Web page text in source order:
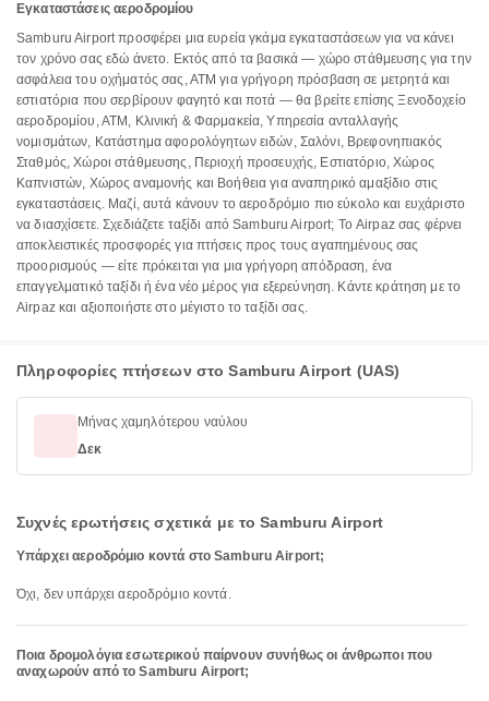
Εγκαταστάσεις αεροδρομίου
Samburu Airport προσφέρει μια ευρεία γκάμα εγκαταστάσεων για να κάνει
τον χρόνο σας εδώ άνετο. Εκτός από τα βασικά — χώρο στάθμευσης για την
ασφάλεια του οχήματός σας, ΑΤΜ για γρήγορη πρόσβαση σε μετρητά και
εστιατόρια που σερβίρουν φαγητό και ποτά — θα βρείτε επίσης Ξενοδοχείο
αεροδρομίου, ΑΤΜ, Κλινική & Φαρμακεία, Υπηρεσία ανταλλαγής
νομισμάτων, Κατάστημα αφορολόγητων ειδών, Σαλόνι, Βρεφονηπιακός
Σταθμός, Χώροι στάθμευσης, Περιοχή προσευχής, Εστιατόριο, Χώρος
Καπνιστών, Χώρος αναμονής και Βοήθεια για αναπηρικό αμαξίδιο στις
εγκαταστάσεις. Μαζί, αυτά κάνουν το αεροδρόμιο πιο εύκολο και ευχάριστο
να διασχίσετε. Σχεδιάζετε ταξίδι από Samburu Airport; Το Airpaz σας φέρνει
αποκλειστικές προσφορές για πτήσεις προς τους αγαπημένους σας
προορισμούς — είτε πρόκειται για μια γρήγορη απόδραση, ένα
επαγγελματικό ταξίδι ή ένα νέο μέρος για εξερεύνηση. Κάντε κράτηση με το
Airpaz και αξιοποιήστε στο μέγιστο το ταξίδι σας.
Πληροφορίες πτήσεων στο Samburu Airport (UAS)
Μήνας χαμηλότερου ναύλου
Δεκ
Συχνές ερωτήσεις σχετικά με το Samburu Airport
Υπάρχει αεροδρόμιο κοντά στο Samburu Airport;
Όχι, δεν υπάρχει αεροδρόμιο κοντά.
Ποια δρομολόγια εσωτερικού παίρνουν συνήθως οι άνθρωποι που
αναχωρούν από το Samburu Airport;